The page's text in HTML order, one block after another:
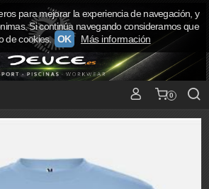
0
para mejorar la experiencia de navegación, y
Si continúa navegando consideramos que
de cookies. OK Más información